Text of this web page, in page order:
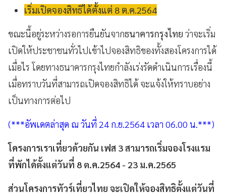
เริ่มเปิดจองสิทธิได้ตั้งแต่ 8 ต.ค.2564
ขณะนี้อยู่ระหว่างรอการยืนยันจากธนาคารกรุงไทย ว่าจะเริ่ม
เปิดให้ประชาชนทั่วไปเข้าไปจองสิทธิของทั้งสองโครงการได้
เมื่อไร โดยทางธนาคารกรุงไทยกำลังเร่งรัดดำเนินการเรื่องนี้
เมื่อทราบวันที่สามารถเปิดจองสิทธิได้ จะแจ้งให้ทราบอย่าง
เป็นทางการต่อไป
(***อัพเดตล่าสุด ณ วันที่ 24 ก.ย.2564 เวลา 06.00 น.***)
โครงการเราเที่ยวด้วยกัน เฟส 3 สามารถเริ่มจองโรงแรม
ที่พักได้ตั้งแต่วันที่ 8 ต.ค.2564 - 23 ม.ค.2565
ส่วนโครงการทัวร์เที่ยวไทย จะเปิดให้จองสิทธิตั้งแต่วันที่